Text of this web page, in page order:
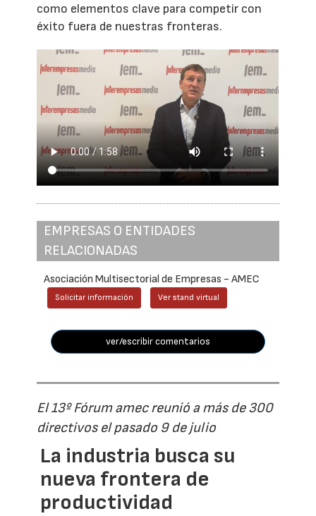
como elementos clave para competir con
éxito fuera de nuestras fronteras.
EMPRESAS O ENTIDADES
RELACIONADAS
Asociación Multisectorial de Empresas - AMEC
Solicitar información Ver stand virtual
ver/escribir comentarios
El 13º Fórum amec reunió a más de 300
directivos el pasado 9 de julio
La industria busca su
nueva frontera de
productividad